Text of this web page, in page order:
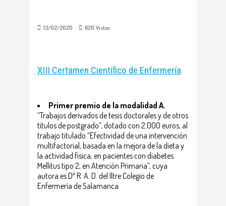
13/02/2020 620 Vistas
XIII Certamen Científico de Enfermería
Primer premio de la modalidad A,
“Trabajos derivados de tesis doctorales y de otros
títulos de postgrado”, dotado con 2.000 euros, al
trabajo titulado “Efectividad de una intervención
multifactorial, basada en la mejora de la dieta y
la actividad física, en pacientes con diabetes
Mellitus tipo 2, en Atención Primaria”, cuya
autora es Dª R. A. D. del Iltre Colegio de
Enfermería de Salamanca.